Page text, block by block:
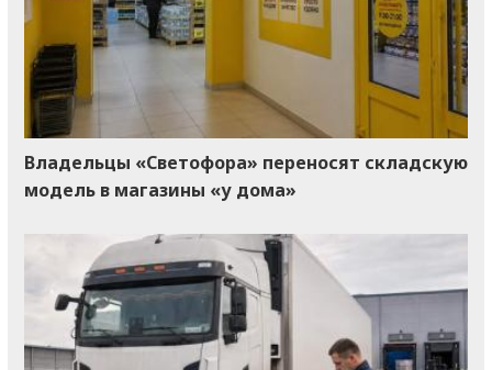
Владельцы «Светофора» переносят складскую
модель в магазины «у дома»